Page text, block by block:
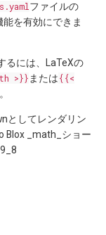
ファイルの
を有効にできま
るには、LaTeXの
>}}または{{<
としてレンダリン
Blox _math_ショー